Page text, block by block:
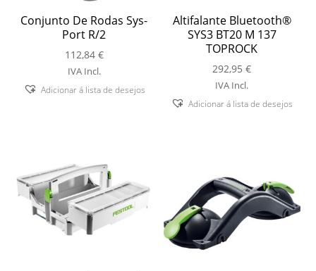
Conjunto De Rodas Sys-
Port R/2
112,84 €
IVA Incl.
Adicionar á lista de desejos
Altifalante Bluetooth®
SYS3 BT20 M 137
TOPROCK
292,95€
IVA Incl.
Adicionar á lista de desejos